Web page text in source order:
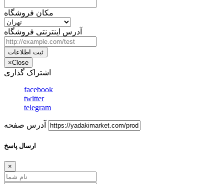
مکان فروشگاه
آدرس اینترنتی فروشگاه
ثبت اطلاعات
×Close
اشتراک گذاری
facebook
twitter
telegram
آدرس صفحه
ارسال پاسخ
×